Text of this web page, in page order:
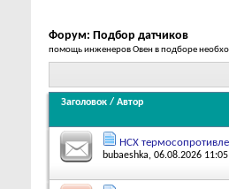
Форум: Подбор датчиков
помощь инженеров Овен в подборе
Заголовок / Автор
НСХ
bubaeshka, 06.08.2026 11:05